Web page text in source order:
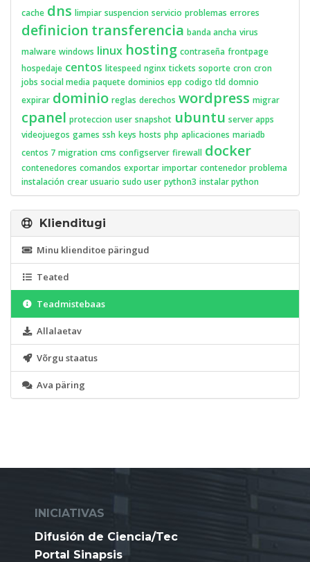
cache dns limpiar suspencion servicio problemas errores
definicion transferencia banda ancha virus
malware windows linux hosting contraseña frontpage
hospedaje centos litespeed nginx tickets soporte cron cron
jobs social media paquete dominios epp codigo tld domnio
expirar dominio reglas derechos wordpress migrar
cpanel proteccion user snapshot ubuntu server apps
videojuegos games ssh keys hosts php aplicaciones mariadb
centos 7 migration cms configserver firewall docker
contenedores comandos exportar importar contenedor problema
instalación crear usuario sudo user python3 instalar python
Klienditugi
Minu klienditoe päringud
Teated
Teadmistebaas
Allalaetav
Võrgu staatus
Ava päring
INICIATIVAS
Difusión de Ciencia/Tec
Portal Sinapsis